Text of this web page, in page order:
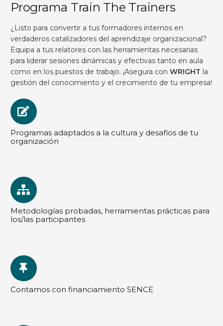
Programa Train The Trainers
¿Listo para convertir a tus formadores internos en
verdaderos catalizadores del aprendizaje organizacional?
Equipa a tus relatores con las herramientas necesarias
para liderar sesiones dinámicas y efectivas tanto en aula
como en los puestos de trabajo. ¡Asegura con WRIGHT la
gestión del conocimiento y el crecimiento de tu empresa!
Programas adaptados a la cultura y desafíos de tu
organización
Metodologías probadas, herramientas prácticas para
los/las participantes
Contamos con financiamiento SENCE